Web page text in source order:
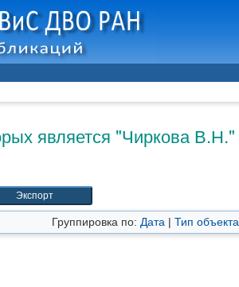
является "Чиркова В.Н."
Группировка по: Дата | Тип объекта